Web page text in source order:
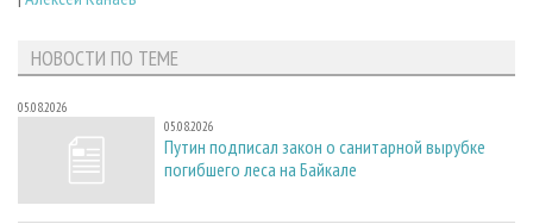
НОВОСТИ ПО ТЕМЕ
05.08.2026
05.08.2026
Путин подписал закон о санитарной вырубке
погибшего леса на Байкале